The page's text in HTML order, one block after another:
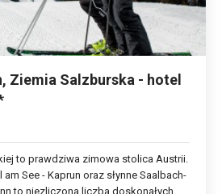
Ziemia Salzburska - hotel
to prawdziwa zimowa stolica Austrii.
See - Kaprun oraz słynne Saalbach-
to niezliczona liczba doskonałych